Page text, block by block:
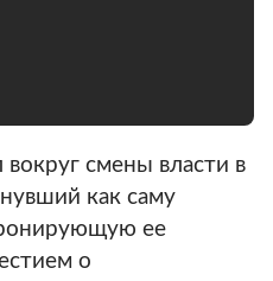
смены власти в
как саму
ее
о